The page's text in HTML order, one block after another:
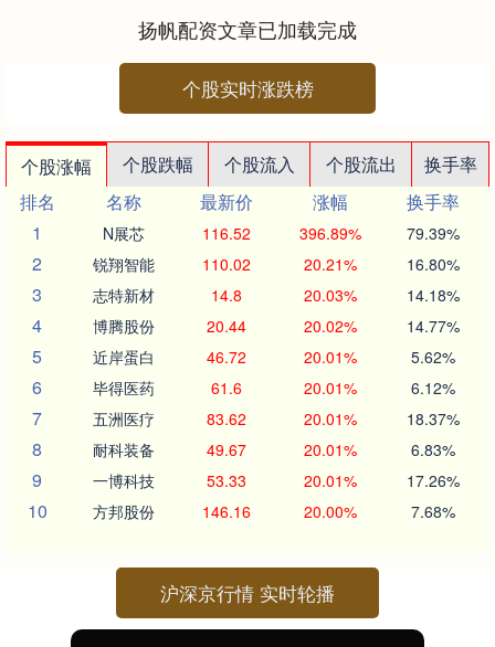
扬帆配资文章已加载完成
个股实时涨跌榜
个股涨幅 个股跌幅 个股流入 个股流出
换手率
排名
名称 最新价 涨幅
换手率
1
N展芯 116.52 396.89% 79.39%
2 锐翔智能 110.02 20.21% 16.80%
3 志特新材 14.8 20.03% 14.18%
4 博腾股份 20.44 20.02% 14.77%
5 近岸蛋白 46.72 20.01% 5.62%
6 毕得医药 61.6 20.01% 6.12%
7 五洲医疗 83.62 20.01% 18.37%
8 耐科装备 49.67 20.01% 6.83%
9 一博科技 53.33 20.01% 17.26%
10 方邦股份 146.16 20.00% 7.68%
沪深京行情 实时轮播